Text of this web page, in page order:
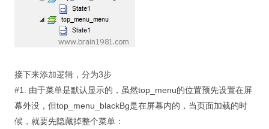
接下来添加逻辑，分为3步
#1. 由于菜单是默认显示的，虽然top_menu的位置预先设置在屏
幕外没，但top_menu_blackBg是在屏幕内的，当页面加载的时
候，就要先隐藏掉整个菜单：